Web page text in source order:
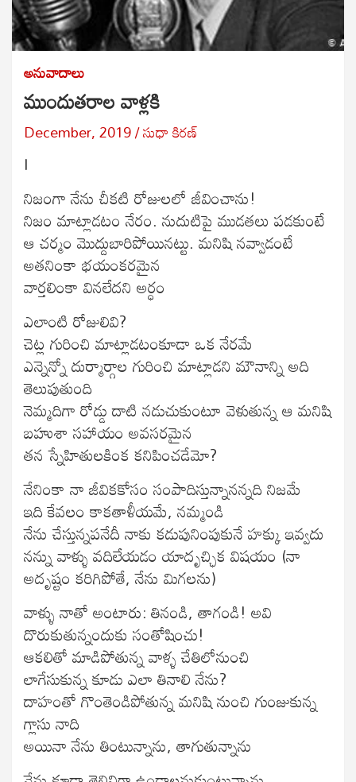
అనువాదాలు
ముందుతరాల వాళ్లకి
December, 2019 సుధా కిరణ్
I
నిజంగా నేను చీకటి రోజులలో జీవించాను!
నిజం మాట్లాడటం నేరం. నుదుటిపై ముడతలు పడకుంటే
ఆ చర్మం మొద్దుబారిపోయినట్టు. మనిషి నవ్వాడంటే
అతనింకా భయంకరమైన
వార్తలింకా వినలేదని అర్ధం
ఎలాంటి రోజులివి?
చెట్ల గురించి మాట్లాడటంకూడా ఒక నేరమే
ఎన్నెన్నో దుర్మార్గాల గురించి మాట్లాడని మౌనాన్ని అది
తెలుపుతుంది
నెమ్మదిగా రోడ్డు దాటి నడుచుకుంటూ వెళుతున్న ఆ మనిషి
బహుశా సహాయం అవసరమైన
తన స్నేహితులకింక కనిపించడేమో?
నేనింకా నా జీవికకోసం సంపాదిస్తున్నానన్నది నిజమే
ఇది కేవలం కాకతాళీయమే, నమ్మండి
నేను చేస్తున్నపనేదీ నాకు కడుపునింపుకునే హక్కు ఇవ్వదు
నన్ను వాళ్ళు వదిలేయడం యాదృచ్ఛిక విషయం (నా
అదృష్టం కరిగిపోతే, నేను మిగలను)
వాళ్ళు నాతో అంటారు: తినండి, తాగండి! అవి
దొరుకుతున్నందుకు సంతోషించు!
ఆకలితో మాడిపోతున్న వాళ్ళ చేతిలోనుంచి
లాగేసుకున్న కూడు ఎలా తినాలి నేను?
దాహంతో గొంతెండిపోతున్న మనిషి నుంచి గుంజుకున్న
గ్లాసు నాది
అయినా నేను తింటున్నాను, తాగుతున్నాను